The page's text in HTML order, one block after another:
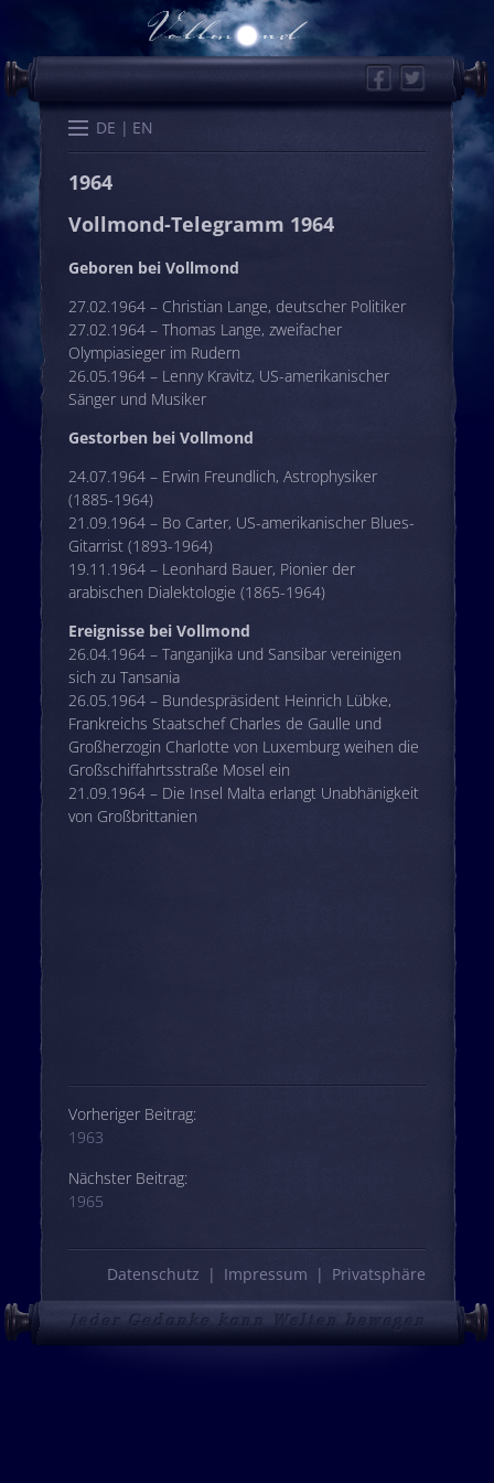
FacebookTwitter
DE EN
Start Kalender Karten
1964
Vollmond-Telegramm 1964
Geboren bei Vollmond
27.02.1964 – Christian Lange, deutscher Politiker
27.02.1964 – Thomas Lange, zweifacher
Olympiasieger im Rudern
26.05.1964 – Lenny Kravitz, US-amerikanischer
Sänger und Musiker
Gestorben bei Vollmond
24.07.1964 – Erwin Freundlich, Astrophysiker
(1885-1964)
21.09.1964 – Bo Carter, US-amerikanischer Blues-
Gitarrist (1893-1964)
19.11.1964 – Leonhard Bauer, Pionier der
arabischen Dialektologie (1865-1964)
Ereignisse bei Vollmond
26.04.1964 – Tanganjika und Sansibar vereinigen
sich zu Tansania
26.05.1964 – Bundespräsident Heinrich Lübke,
Frankreichs Staatschef Charles de Gaulle und
Großherzogin Charlotte von Luxemburg weihen die
Großschiffahrtsstraße Mosel ein
21.09.1964 – Die Insel Malta erlangt Unabhänigkeit
von Großbrittanien
Beitrags-Navigation
Vorheriger Beitrag:
1963
Nächster Beitrag:
1965
Datenschutz Impressum Privatsphäre